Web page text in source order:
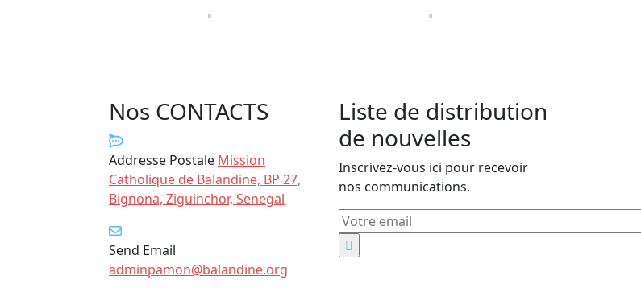
Nos CONTACTS
Addresse Postale Mission
Catholique de Balandine, BP 27,
Bignona, Ziguinchor, Senegal
Send Email
adminpamon@balandine.org
Liste de distribution
de nouvelles
Inscrivez-vous ici pour recevoir
nos communications.